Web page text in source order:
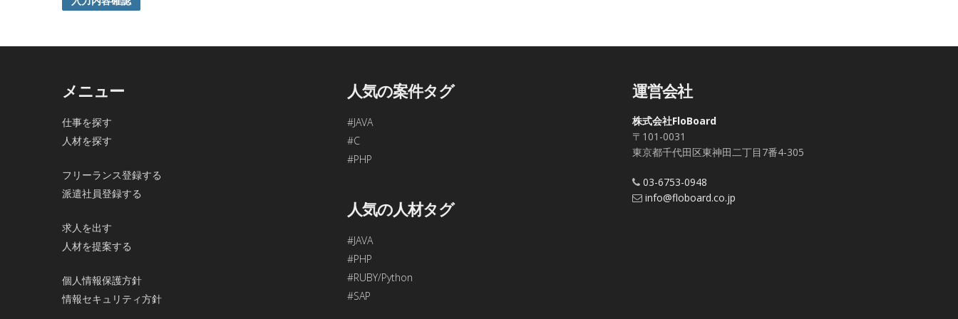
ご本人の同意がある場合または法令に基づく場合を除き、今回ご入力頂く個人情報は第三者に提供しません。
ご自身の個人情報の開示等（利用目的の通知、開示、内容の訂正・追加・削除、利用の停止または消去、第三者への提供
なお、個人情報に関する弊社問合わせ先は、次の通りです。
〒101-0031 東京都千代田区東神田二丁目7番4-305
メールアドレス: info@floboard.co.jp TEL: 03-6753-0948
（受付時間 9:00～18:00 ※土・日曜日、祝日、年末年始、ゴールデンウィークを除く)
6. 個人情報における任意性について
個人情報のご提供は、ご本人の任意です。ただし、必須項目をご入力頂けない場合は本フォームをご利用頂けませんの
メニュー
仕事を探す
人材を探す
フリーランス登録する
派遣社員登録する
求人を出す
人材を提案する
個人情報保護方針
情報セキュリティ方針
人気の案件タグ
#JAVA
#C
#PHP
人気の人材タグ
#JAVA
#PHP
#RUBY/Python
#SAP
運営会社
株式会社FloBoard
〒101-0031
東京都千代田区東神田二丁目7番4-305
03-6753-0948
info@floboard.co.jp